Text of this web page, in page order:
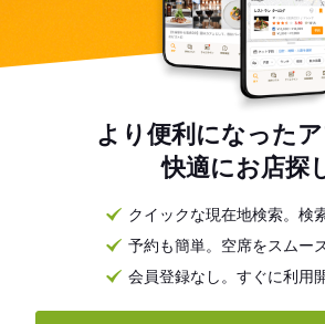
より便利になった
快適にお店探
クイックな現在地検索。検
予約も簡単。空席をスムー
会員登録なし。すぐに利用